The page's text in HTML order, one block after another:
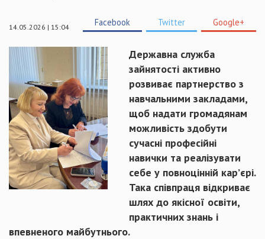
14.05.2026 | 15:04 Facebook Twitter Google+
Державна служба
зайнятості активно
розвиває партнерство з
навчальними закладами,
щоб надати громадянам
можливість здобути
сучасні професійні
навички та реалізувати
себе у повноцінній кар’єрі.
Така співпраця відкриває
шлях до якісної освіти,
практичних знань і
впевненого майбутнього.